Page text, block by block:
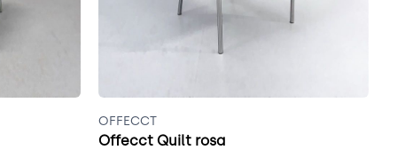
OFFECCT
Offecct Quilt rosa